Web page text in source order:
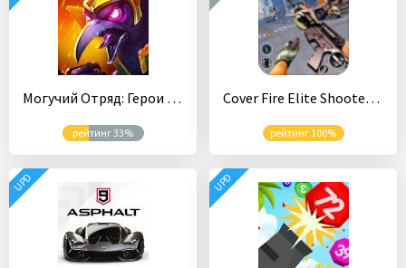
Могучий Отряд: Герои Войны
рейтинг 33%
Cover Fire Elite Shooter – Free Shooting Games
рейтинг 100%
UPD UPD